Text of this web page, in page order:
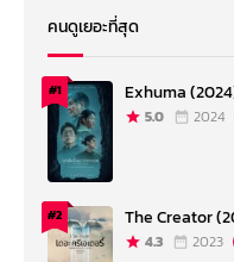
คนดูเยอะที่สุด
#1 Exhuma
5.0 2024
#2 The Creator
4.3 2023